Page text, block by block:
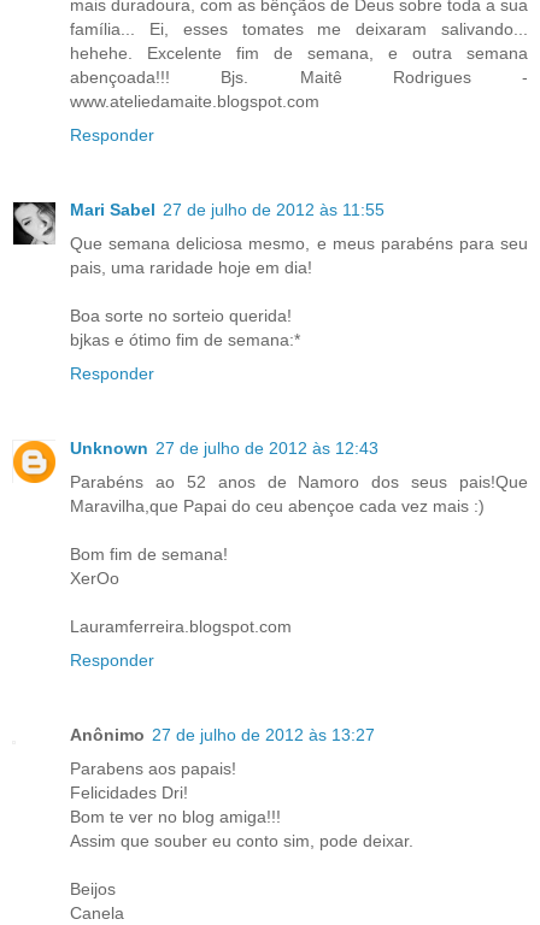
mais duradoura, com as bênçãos de Deus sobre toda a sua
família... Ei, esses tomates me deixaram salivando...
hehehe. Excelente fim de semana, e outra semana
abençoada!!! Bjs. Maitê Rodrigues -
www.ateliedamaite.blogspot.com
Responder
Mari Sabel 27 de julho de 2012 às 11:55
Que semana deliciosa mesmo, e meus parabéns para seu
pais, uma raridade hoje em dia!
Boa sorte no sorteio querida!
bjkas e ótimo fim de semana:*
Responder
Unknown 27 de julho de 2012 às 12:43
Parabéns ao 52 anos de Namoro dos seus pais!Que
Maravilha,que Papai do ceu abençoe cada vez mais :)
Bom fim de semana!
XerOo
Lauramferreira.blogspot.com
Responder
Anônimo 27 de julho de 2012 às 13:27
Parabens aos papais!
Felicidades Dri!
Bom te ver no blog amiga!!!
Assim que souber eu conto sim, pode deixar.
Beijos
Canela